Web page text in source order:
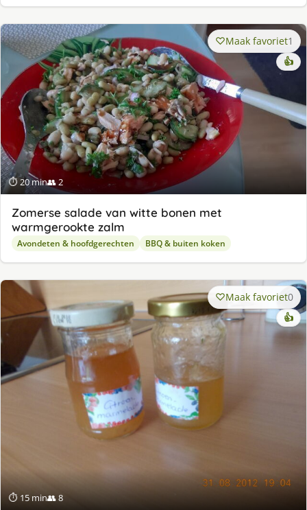
⏱ 20 min👥 2
Maak favoriet1
👍
Zomerse salade van witte bonen met
warmgerookte zalm
Avondeten & hoofdgerechten BBQ & buiten koken
⏱ 15 min👥 8
Maak favoriet0
👍